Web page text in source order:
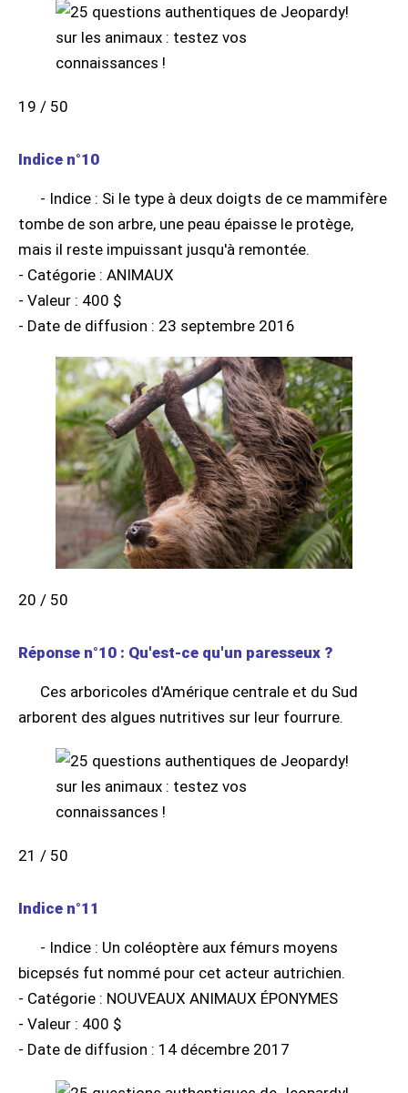
19 / 50
Indice n°10
- Indice : Si le type à deux doigts de ce mammifère
tombe de son arbre, une peau épaisse le protège,
mais il reste impuissant jusqu'à remontée.
- Catégorie : ANIMAUX
- Valeur : 400 $
- Date de diffusion : 23 septembre 2016
20 / 50
Réponse n°10 : Qu'est-ce qu'un paresseux ?
Ces arboricoles d'Amérique centrale et du Sud
arborent des algues nutritives sur leur fourrure.
21 / 50
Indice n°11
- Indice : Un coléoptère aux fémurs moyens
bicepsés fut nommé pour cet acteur autrichien.
- Catégorie : NOUVEAUX ANIMAUX ÉPONYMES
- Valeur : 400 $
- Date de diffusion : 14 décembre 2017